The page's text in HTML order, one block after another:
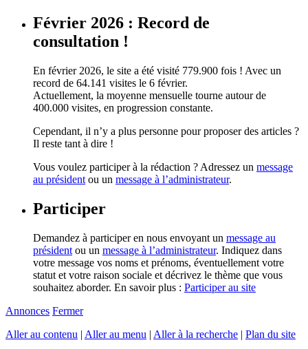
Février 2026 : Record de
consultation !
En février 2026, le site a été visité 779.900 fois ! Avec un
record de 64.141 visites le 6 février.
Actuellement, la moyenne mensuelle tourne autour de
400.000 visites, en progression constante.
Cependant, il n’y a plus personne pour proposer des articles ?
Il reste tant à dire !
Vous voulez participer à la rédaction ? Adressez un message
au président ou un message à l’administrateur.
Participer
Demandez à participer en nous envoyant un message au
président ou un message à l’administrateur. Indiquez dans
votre message vos noms et prénoms, éventuellement votre
statut et votre raison sociale et décrivez le thème que vous
souhaitez aborder. En savoir plus : Participer au site
Annonces Fermer
Aller au contenu | Aller au menu | Aller à la recherche | Plan du site